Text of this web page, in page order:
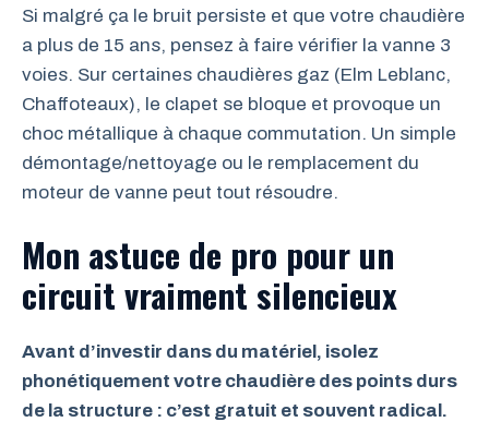
Si malgré ça le bruit persiste et que votre chaudière
a plus de 15 ans, pensez à faire vérifier la vanne 3
voies. Sur certaines chaudières gaz (Elm Leblanc,
Chaffoteaux), le clapet se bloque et provoque un
choc métallique à chaque commutation. Un simple
démontage/nettoyage ou le remplacement du
moteur de vanne peut tout résoudre.
Mon astuce de pro pour un
circuit vraiment silencieux
Avant d’investir dans du matériel, isolez
phonétiquement votre chaudière des points durs
de la structure : c’est gratuit et souvent radical.